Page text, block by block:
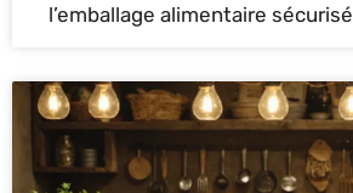
l’emballage alimentaire sécurisé